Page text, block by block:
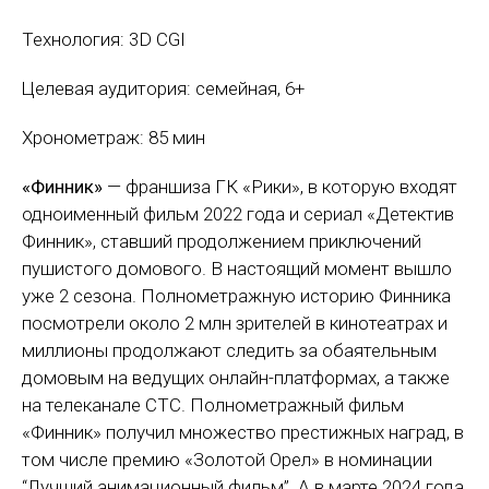
Технология: 3D CGI
Целевая аудитория: семейная, 6+
Хронометраж: 85 мин
«Финник» — франшиза ГК «Рики», в которую входят
одноименный фильм 2022 года и сериал «Детектив
Финник», ставший продолжением приключений
пушистого домового. В настоящий момент вышло
уже 2 сезона. Полнометражную историю Финника
посмотрели около 2 млн зрителей в кинотеатрах и
миллионы продолжают следить за обаятельным
домовым на ведущих онлайн-платформах, а также
на телеканале СТС. Полнометражный фильм
«Финник» получил множество престижных наград, в
том числе премию «Золотой Орел» в номинации